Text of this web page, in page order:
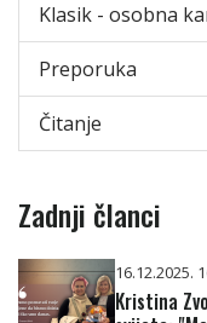
Klasik - osobna
Preporuka
Čitanje
Zadnji članci
16.12.2025.
Kristina